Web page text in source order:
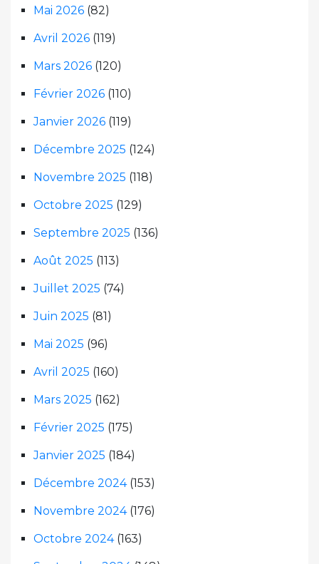
Mai 2026 (82)
Avril 2026 (119)
Mars 2026 (120)
Février 2026 (110)
Janvier 2026 (119)
Décembre 2025 (124)
Novembre 2025 (118)
Octobre 2025 (129)
Septembre 2025 (136)
Août 2025 (113)
Juillet 2025 (74)
Juin 2025 (81)
Mai 2025 (96)
Avril 2025 (160)
Mars 2025 (162)
Février 2025 (175)
Janvier 2025 (184)
Décembre 2024(153)
Novembre 2024(176)
Octobre 2024(163)